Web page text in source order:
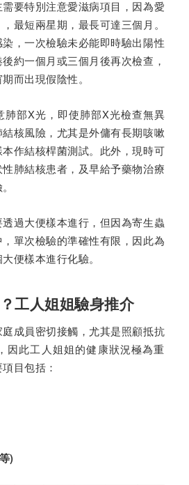
要特別注意愛滋病項目，因為愛
最短兩星期，最長可達三個月。
，一次檢驗未必能即時驗出陽性
約一個月或三個月後再次檢查，
而出現假陰性。
肺部X光，即使肺部X光檢查無異
核風險，尤其是外傭有長期咳嗽
作結核桿菌測試。此外，現時可
肺結核患者，及早給予藥物治療
過大便樣本進行，但因為寄生蟲
單次檢驗的準確性有限，因此為
便樣本進行化驗。
工人姐姐驗身推介
成員密切接觸，尤其是照顧抵抗
因此工人姐姐的健康狀況極為重
目包括：
)